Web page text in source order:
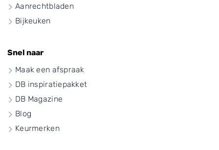
Aanrechtbladen
Bijkeuken
Snel naar
Maak een afspraak
DB inspiratiepakket
DB Magazine
Blog
Keurmerken